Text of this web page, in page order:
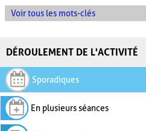
Voir tous les mots-clés
DÉROULEMENT DE L'ACTIVITÉ
Sporadiques
En plusieurs séances